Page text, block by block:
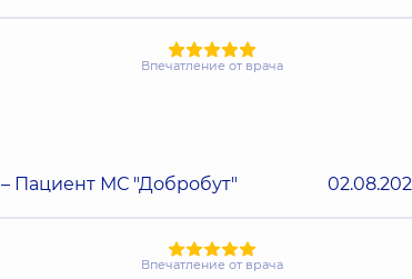
Впечатление от врача
– Пациент МС "Добробут"
Впечатление от врача